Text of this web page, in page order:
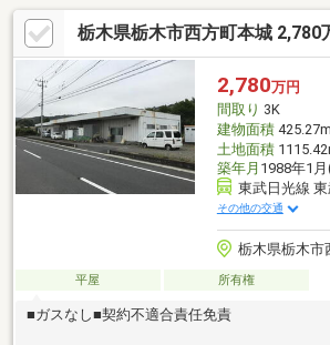
につながる広々としたホールは、テレワーク
ー、雨の日の室内干しにと大活躍。ライフスタ
い方をアレンジできます。家族をつなぐ心地
感じるけれど、邪魔しない」。家族それぞれ
る、現代の暮らしにフィットした住まいです。
栃木県栃木市西方町本城 2,780
2,780万円
間取り 3K
建物面積425.27m
土地面積
築年月 1988年1
東武日光線
その他の交通
栃木県栃木市
平屋 所有権
■ガスなし■契約不適合責任免責